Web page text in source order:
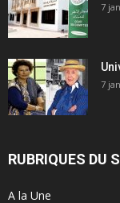
7
7
RUBRIQUES DU
A la Une